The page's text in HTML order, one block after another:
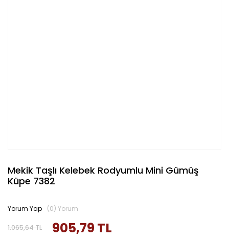
Mekik Taşlı Kelebek Rodyumlu Mini Gümüş
Küpe 7382
1.065,64 TL 905,79 TL
Yorum Yap (0) Yorum